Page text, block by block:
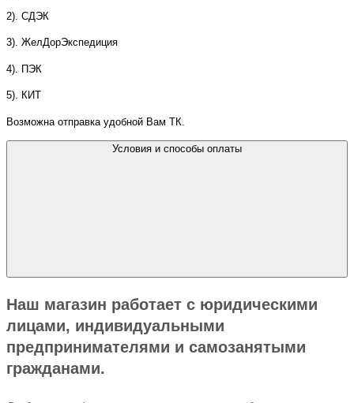
2). СДЭК
3). ЖелДорЭкспедиция
4). ПЭК
5). КИТ
Возможна отправка удобной Вам ТК.
Условия и способы оплаты
Наш магазин работает с юридическими
лицами, индивидуальными
предпринимателями и самозанятыми
гражданами.